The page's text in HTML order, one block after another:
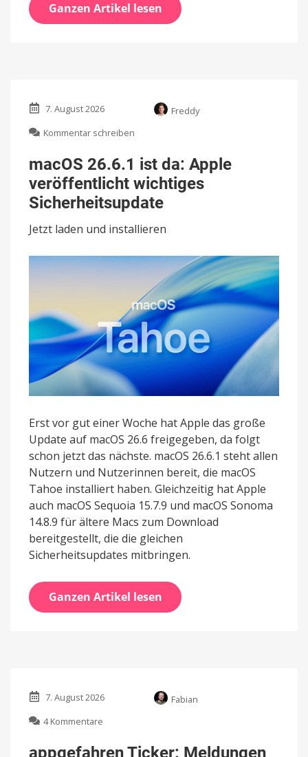
Ganzen Artikel lesen
7. August 2026
Freddy
Kommentar schreiben
26.6.1
ist
da:
Apple
veröffentlicht
wichtiges
Sicherheitsupdate
macOS 26.6.1 ist da: Apple
veröffentlicht wichtiges
Sicherheitsupdate
Jetzt laden und installieren
Erst vor gut einer Woche hat Apple das große
Update auf macOS 26.6 freigegeben, da folgt
schon jetzt das nächste. macOS 26.6.1 steht allen
Nutzern und Nutzerinnen bereit, die macOS
Tahoe installiert haben. Gleichzeitig hat Apple
auch macOS Sequoia 15.7.9 und macOS Sonoma
14.8.9 für ältere Macs zum Download
bereitgestellt, die die gleichen
Sicherheitsupdates mitbringen.
Ganzen Artikel lesen
7. August 2026
Fabian
4 Kommentare
Ticker:
appgefahren Ticker: Meldungen